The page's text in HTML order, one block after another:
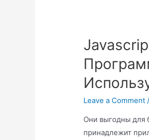
Leave a Comment /
Они выгодны для
принадлежит